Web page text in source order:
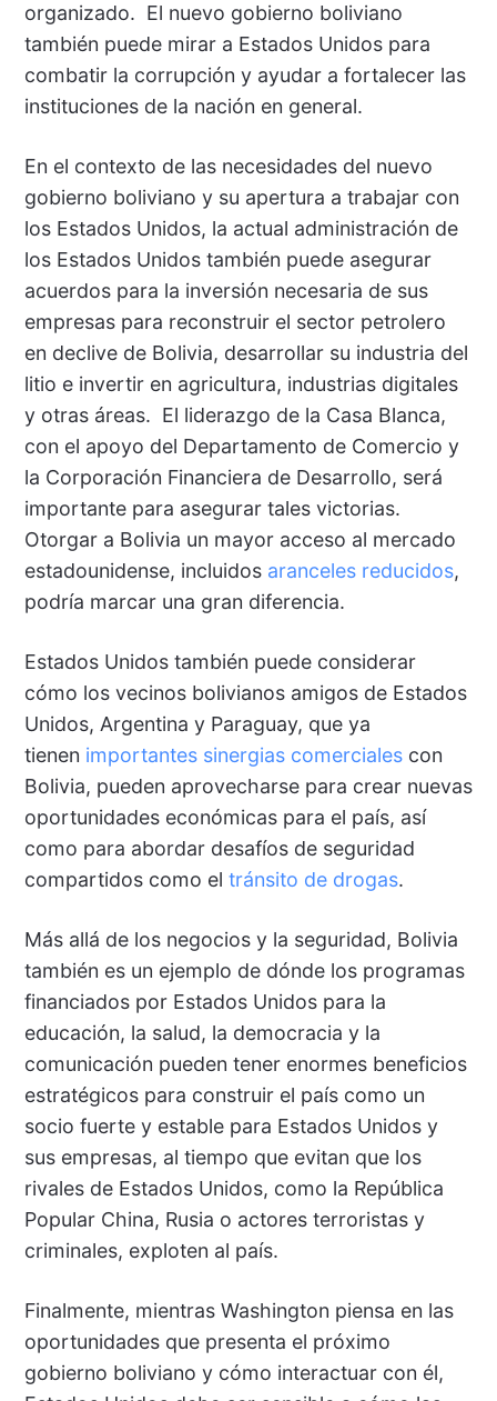
organizado. El nuevo gobierno boliviano
también puede mirar a Estados Unidos para
combatir la corrupción y ayudar a fortalecer las
instituciones de la nación en general.
En el contexto de las necesidades del nuevo
gobierno boliviano y su apertura a trabajar con
los Estados Unidos, la actual administración de
los Estados Unidos también puede asegurar
acuerdos para la inversión necesaria de sus
empresas para reconstruir el sector petrolero
en declive de Bolivia, desarrollar su industria del
litio e invertir en agricultura, industrias digitales
y otras áreas. El liderazgo de la Casa Blanca,
con el apoyo del Departamento de Comercio y
la Corporación Financiera de Desarrollo, será
importante para asegurar tales victorias.
Otorgar a Bolivia un mayor acceso al mercado
estadounidense, incluidos aranceles reducidos,
podría marcar una gran diferencia.
Estados Unidos también puede considerar
cómo los vecinos bolivianos amigos de Estados
Unidos, Argentina y Paraguay, que ya
tienen importantes sinergias comercialescon
Bolivia, pueden aprovecharse para crear nuevas
oportunidades económicas para el país, así
como para abordar desafíos de seguridad
compartidos como el tránsito de drogas.
Más allá de los negocios y la seguridad, Bolivia
también es un ejemplo de dónde los programas
financiados por Estados Unidos para la
educación, la salud, la democracia y la
comunicación pueden tener enormes beneficios
estratégicos para construir el país como un
socio fuerte y estable para Estados Unidos y
sus empresas, al tiempo que evitan que los
rivales de Estados Unidos, como la República
Popular China, Rusia o actores terroristas y
criminales, exploten al país.
Finalmente, mientras Washington piensa en las
oportunidades que presenta el próximo
gobierno boliviano y cómo interactuar con él,